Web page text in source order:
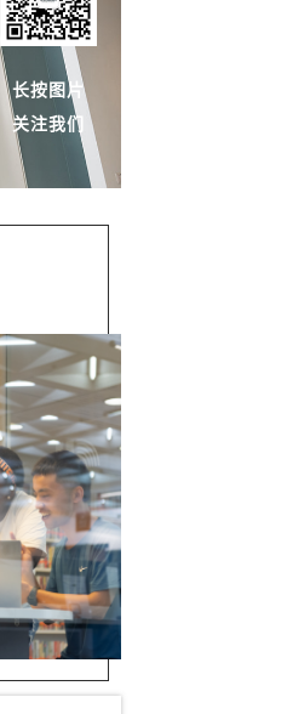
长按图片
关注我们